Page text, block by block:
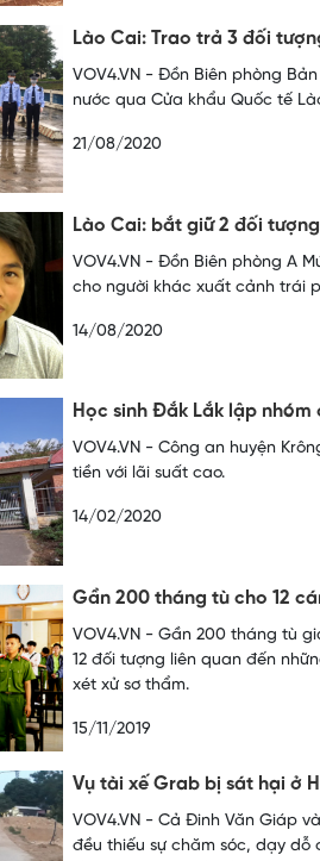
Lào Cai: Trao trả 3 đối
VOV4.VN - Đồn Biên phòng
nước qua Cửa khẩu Quốc tế
21/08/2020
Lào Cai: bắt giữ 2 đối
VOV4.VN - Đồn Biên phòng A
cho người khác xuất cảnh trái
14/08/2020
Học sinh Đắk Lắk lập
VOV4.VN - Công an huyện
tiền với lãi suất cao.
14/02/2020
Gần 200 tháng tù cho 12
VOV4.VN - Gần 200 tháng tù
12 đối tượng liên quan đến
xét xử sơ thẩm.
15/11/2019
Vụ tài xế Grab bị sát hại ở
VOV4.VN - Cả Đinh Văn Giáp
đều thiếu sự chăm sóc, dạy dỗ